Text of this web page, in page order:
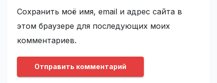
Сохранить моё имя, email и адрес сайта в
этом браузере для последующих моих
комментариев.